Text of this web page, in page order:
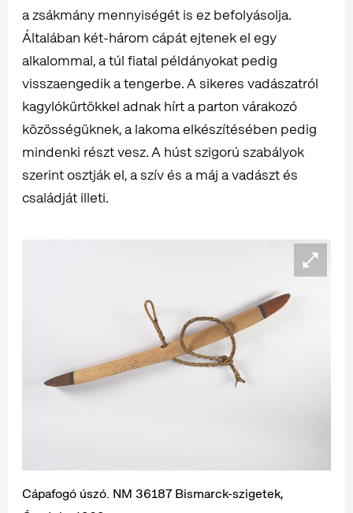
a zsákmány mennyiségét is ez befolyásolja.
Általában két-három cápát ejtenek el egy
alkalommal, a túl fiatal példányokat pedig
visszaengedik a tengerbe. A sikeres vadászatról
kagylókürtökkel adnak hírt a parton várakozó
közösségüknek, a lakoma elkészítésében pedig
mindenki részt vesz. A húst szigorú szabályok
szerint osztják el, a szív és a máj a vadászt és
családját illeti.
Cápafogó úszó. NM 36187 Bismarck-szigetek,